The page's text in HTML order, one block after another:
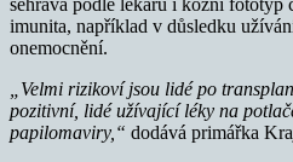
sehrává podle lékařů i kožní fototyp
imunita, například v důsledku
onemocnění.
„Velmi rizikoví jsou lidé po
pozitivní, lidé užívající léky na
papilomaviry,“ dodává primářka